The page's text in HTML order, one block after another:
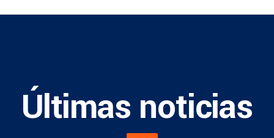
Últimas noticias